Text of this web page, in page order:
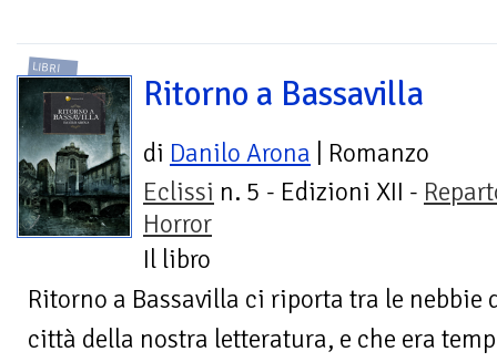
LIBRI
Ritorno a Bassavilla
di Danilo Arona | Romanzo
Eclissi n. 5 - Edizioni XII -
Horror
Il libro
Ritorno a Bassavilla ci riporta tra le nebbie
città della nostra letteratura, e che era